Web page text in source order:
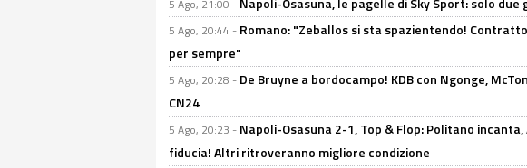
5 Ago, 21:00 -
5 Ago, 20:44 - Romano: "Zeballos si sta spazientendo!
per sempre"
5 Ago, 20:28 - De Bruyne a bordocampo! KDB con Ngonge,
CN24
5 Ago, 20:23 - Napoli-Osasuna 2-1, Top & Flop: Politano
fiducia! Altri ritroveranno migliore condizione